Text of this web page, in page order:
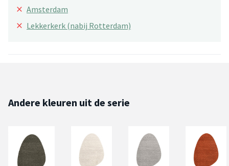
× Amsterdam
× Lekkerkerk (nabij Rotterdam)
Andere kleuren uit de serie